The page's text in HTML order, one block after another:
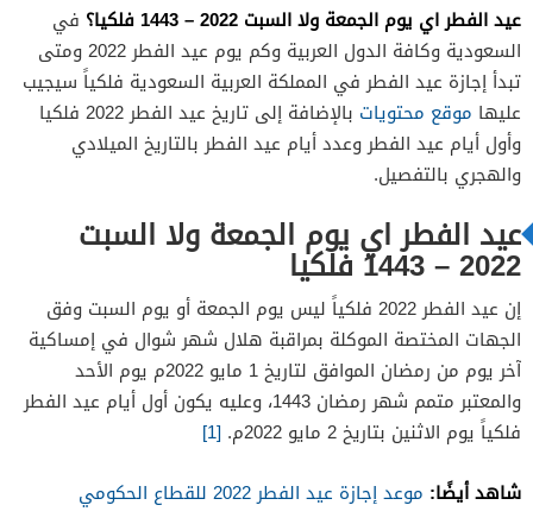
عيد الفطر اي يوم الجمعة ولا السبت 2022 – 1443 فلكيا؟
في
السعودية وكافة الدول العربية وكم يوم عيد الفطر 2022 ومتى
تبدأ إجازة عيد الفطر في المملكة العربية السعودية فلكياً سيجيب
عليها موقع محتويات
بالإضافة إلى تاريخ عيد الفطر 2022 فلكيا
وأول أيام عيد الفطر وعدد أيام عيد الفطر بالتاريخ الميلادي
والهجري بالتفصيل.
عيد الفطر اي يوم الجمعة ولا السبت
2022 – 1443 فلكيا
إن عيد الفطر 2022 فلكياً ليس يوم الجمعة أو يوم السبت وفق
الجهات المختصة الموكلة بمراقبة هلال شهر شوال في إمساكية
آخر يوم من رمضان الموافق لتاريخ 1 مايو 2022م يوم الأحد
والمعتبر متمم شهر رمضان 1443، وعليه يكون أول أيام عيد الفطر
فلكياً يوم الاثنين بتاريخ 2 مايو 2022م.
[1]
شاهد أيضًا: موعد إجازة عيد الفطر 2022 للقطاع الحكومي